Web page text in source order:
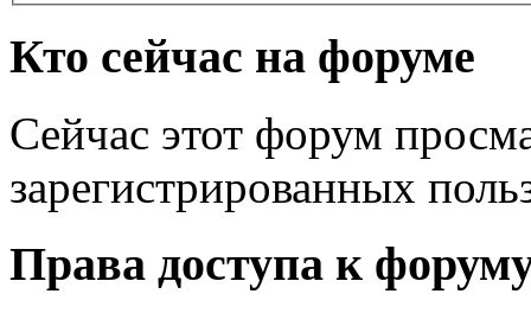
Кто сейчас на форуме
Сейчас этот форум
зарегистрированных
Права доступа к